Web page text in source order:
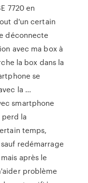
7720 en
d'un certain
déconnecte
avec ma box à
la box dans la
se
la ...
smartphone
la
temps,
redémarrage
après le
problème